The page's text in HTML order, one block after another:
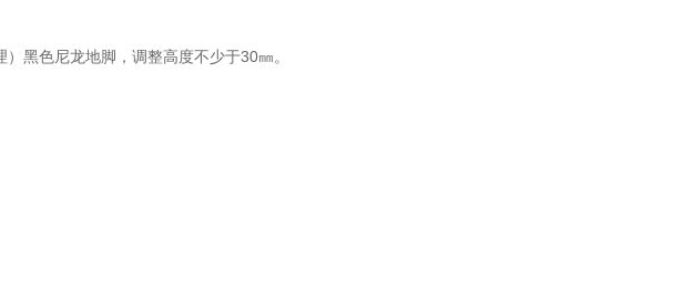
黑色尼龙地脚，调整高度不少于30㎜。